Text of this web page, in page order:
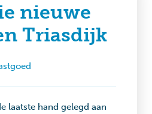
nieuwe
Triasdijk
laatste hand gelegd aan